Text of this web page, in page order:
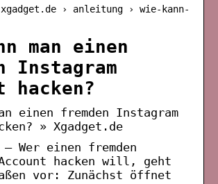
› anleitung › wie-kann-
man einen
Instagram
hacken?
einen fremden Instagram
» Xgadget.de
— Wer einen fremden
hacken will, geht
vor: Zunächst öffnet